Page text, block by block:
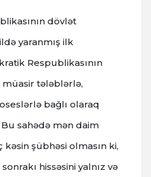
dövlət
yaranmış ilk
Respublikasının
müasir tələblərlə,
bağlı olaraq
sahədə mən daim
kəsin şübhəsi olmasın ki,
hissəsini yalnız və